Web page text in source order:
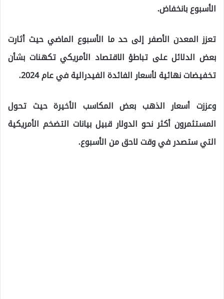
الأسبوع بانخفاض.
تعزز المعدن الأصفر إلى حد ما الأسبوع الماضي حيث أثارت
بعض الدلائل على تباطؤ الاقتصاد الأمريكي تكهنات بشأن
تخفيضات نهائية لأسعار الفائدة الفيدرالية في عام 2024.
وعززت أسعار الذهب بعض المكاسب الأخيرة حيث تحول
المستثمرون أكثر نحو الدولار قبيل بيانات التضخم الأمريكية
التي ستصدر في وقت لاحق من الأسبوع.